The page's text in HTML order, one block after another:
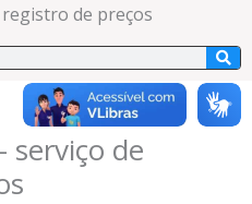
o
o
k
de preços
serviço de